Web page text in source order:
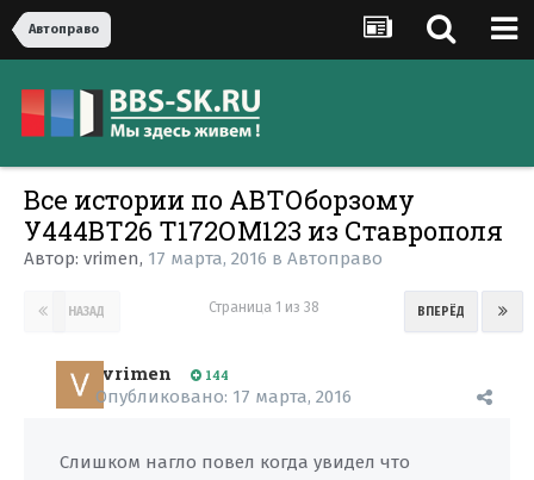
Автоправо
Все истории по АВТОборзому
У444ВТ26 Т172ОМ123 из Ставрополя
Автор: vrimen, 17 марта, 2016 в Автоправо
НАЗАД ВПЕРЁД
Страница 1 из 38
vrimen 144
Опубликовано: 17 марта, 2016
Слишком нагло повел когда увидел что